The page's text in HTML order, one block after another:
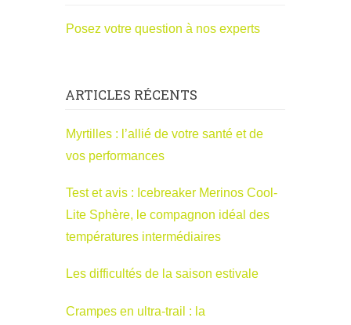
Posez votre question à nos experts
ARTICLES RÉCENTS
Myrtilles : l’allié de votre santé et de
vos performances
Test et avis : Icebreaker Merinos Cool-
Lite Sphère, le compagnon idéal des
températures intermédiaires
Les difficultés de la saison estivale
Crampes en ultra-trail : la